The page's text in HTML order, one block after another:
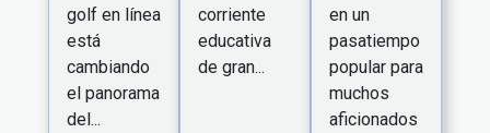
golf en línea
está
cambiando
el panorama
del...
corriente
educativa
de gran...
en un
pasatiempo
popular para
muchos
aficionados